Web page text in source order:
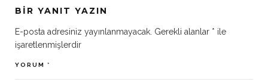
BIR YANIT YAZIN
E-posta adresiniz yayınlanmayacak. Gerekli alanlar * ile
işaretlenmişlerdir
YORUM *